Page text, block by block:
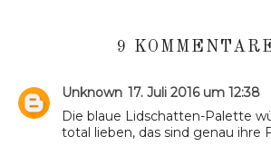
9
Unknown 17. Juli 2016 um 12:38
Die blaue Lidschatten-Palette
total lieben, das sind genau ihre